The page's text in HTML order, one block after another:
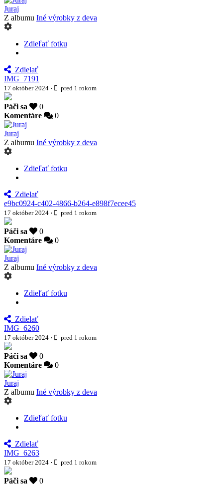
Juraj
Z albumu Iné výrobky z deva
Zdieľať fotku
Zdielať
IMG_7191
17 október 2024 · pred 1 rokom
Páči sa
0
Komentáre
0
Juraj
Z albumu Iné výrobky z deva
Zdieľať fotku
Zdielať
e9bc0924-c402-4866-b264-e898f7ecee45
17 október 2024 · pred 1 rokom
Páči sa
0
Komentáre
0
Juraj
Z albumu Iné výrobky z deva
Zdieľať fotku
Zdielať
IMG_6260
17 október 2024 · pred 1 rokom
Páči sa
0
Komentáre
0
Juraj
Z albumu Iné výrobky z deva
Zdieľať fotku
Zdielať
IMG_6263
17 október 2024 · pred 1 rokom
Páči sa 0